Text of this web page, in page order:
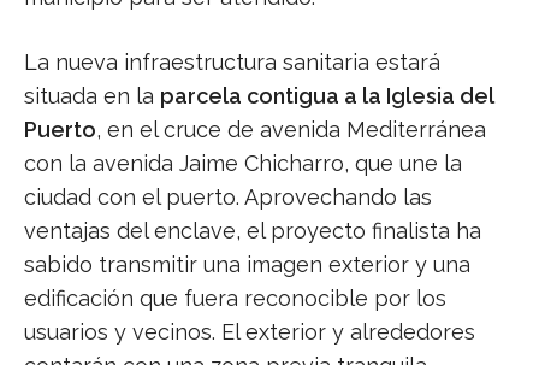
La nueva infraestructura sanitaria estará
situada en la parcela contigua a la Iglesia del
Puerto, en el cruce de avenida Mediterránea
con la avenida Jaime Chicharro, que une la
ciudad con el puerto. Aprovechando las
ventajas del enclave, el proyecto finalista ha
sabido transmitir una imagen exterior y una
edificación que fuera reconocible por los
usuarios y vecinos. El exterior y alrededores